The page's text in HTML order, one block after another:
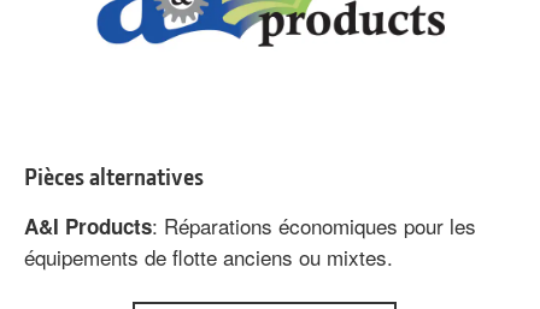
Pièces alternatives
A&I Products: Réparations économiques pour les
équipements de flotte anciens ou mixtes.